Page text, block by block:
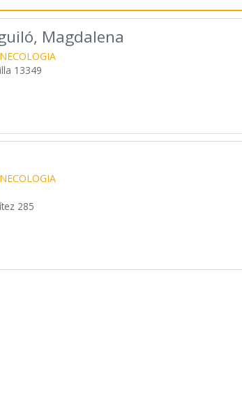
Magdalena
13349
285